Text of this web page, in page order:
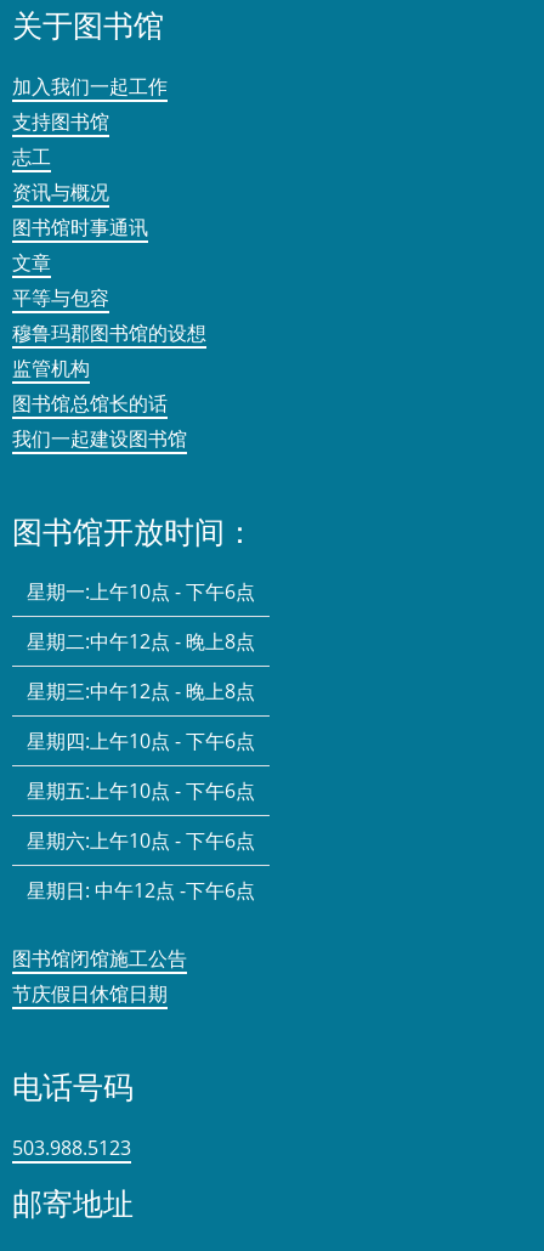
关于图书馆
加入我们一起工作
支持图书馆
志工
资讯与概况
图书馆时事通讯
文章
平等与包容
穆鲁玛郡图书馆的设想
监管机构
图书馆总馆长的话
我们一起建设图书馆
图书馆开放时间：
星期一:上午10点 - 下午6点
星期二:中午12点 - 晚上8点
星期三:中午12点 - 晚上8点
星期四:上午10点 - 下午6点
星期五:上午10点 - 下午6点
星期六:上午10点 - 下午6点
星期日: 中午12点 -下午6点
图书馆闭馆施工公告
节庆假日休馆日期
电话号码
503.988.5123
邮寄地址